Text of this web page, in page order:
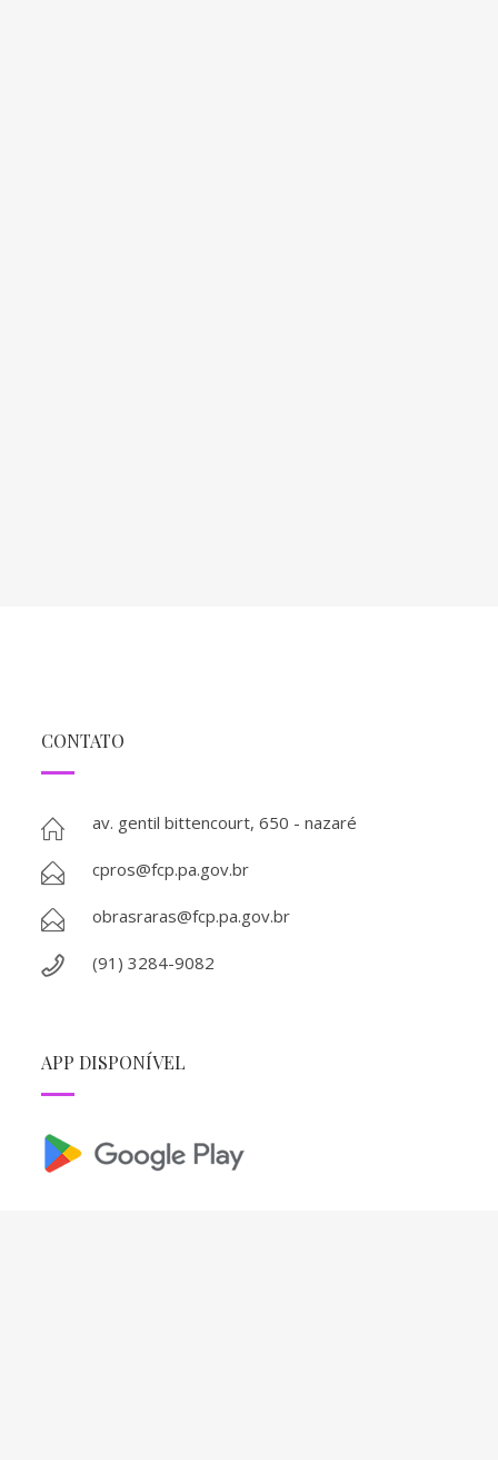
CONTATO
av. gentil bittencourt, 650 - nazaré
cpros@fcp.pa.gov.br
obrasraras@fcp.pa.gov.br
(91) 3284-9082
APP DISPONÍVEL